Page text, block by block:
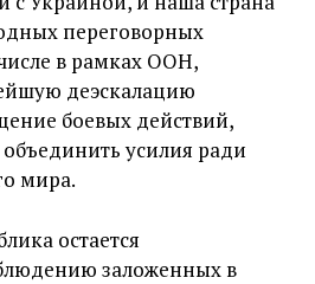
переговорных
в рамках ООН,
деэскалацию
боевых действий,
усилия ради
мира.
остается
заложенных в